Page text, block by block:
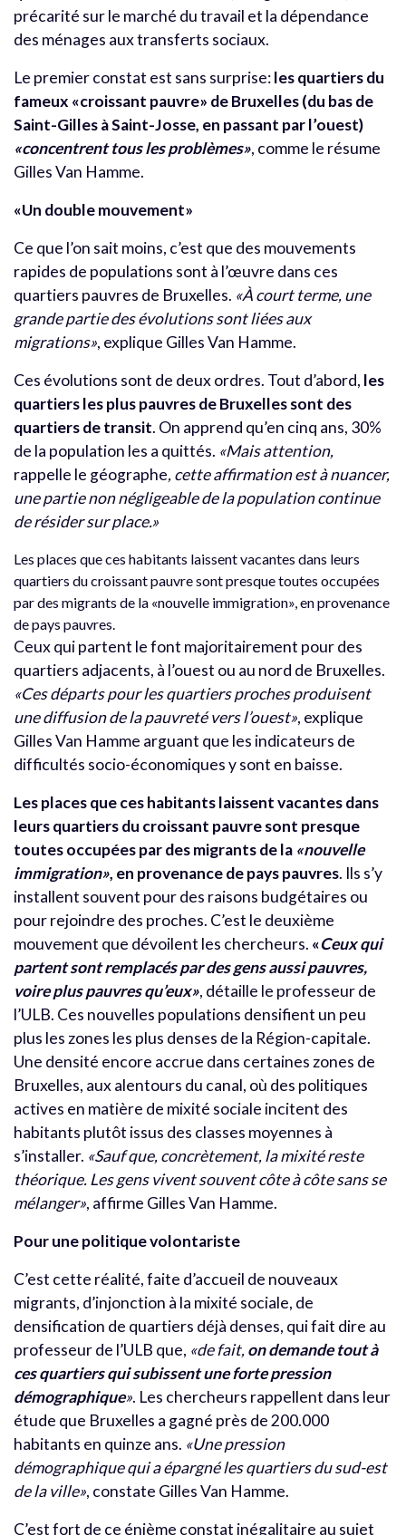
précarité sur le marché du travail et la dépendance
des ménages aux transferts sociaux.
Le premier constat est sans surprise:les quartiers du
fameux «croissant pauvre» de Bruxelles (du bas de
Saint-Gilles à Saint-Josse, en passant par l’ouest)
«concentrent tous les problèmes», comme le résume
Gilles Van Hamme.
«Un double mouvement»
Ce que l’on sait moins, c’est que des mouvements
rapides de populations sont à l’œuvre dans ces
quartiers pauvres de Bruxelles. «À court terme, une
grande partie des évolutions sont liées aux
migrations», explique Gilles Van Hamme.
Ces évolutions sont de deux ordres. Tout d’abord, les
quartiers les plus pauvres de Bruxelles sont des
quartiers de transit. On apprend qu’en cinq ans, 30%
de la population les a quittés. «Mais attention,
rappelle le géographe, cette affirmation est à nuancer,
une partie non négligeable de la population continue
de résider sur place.»
Les places que ces habitants laissent vacantes dans leurs
quartiers du croissant pauvre sont presque toutes occupées
par des migrants de la «nouvelle immigration», en provenance
de pays pauvres.
Ceux qui partent le font majoritairement pour des
quartiers adjacents, à l’ouest ou au nord de Bruxelles.
«Ces départs pour les quartiers proches produisent
une diffusion de la pauvreté vers l’ouest», explique
Gilles Van Hamme arguant que les indicateurs de
difficultés socio-économiques y sont en baisse.
Les places que ces habitants laissent vacantes dans
leurs quartiers du croissant pauvre sont presque
toutes occupées par des migrants de la «nouvelle
immigration», en provenance de pays pauvres. Ils s’y
installent souvent pour des raisons budgétaires ou
pour rejoindre des proches. C’est le deuxième
mouvement que dévoilent les chercheurs. «Ceux qui
partent sont remplacés par des gens aussi pauvres,
voire plus pauvres qu’eux», détaille le professeur de
l’ULB. Ces nouvelles populations densifient un peu
plus les zones les plus denses de la Région-capitale.
Une densité encore accrue dans certaines zones de
Bruxelles, aux alentours du canal, où des politiques
actives en matière de mixité sociale incitent des
habitants plutôt issus des classes moyennes à
s’installer. «Sauf que, concrètement, la mixité reste
théorique. Les gens vivent souvent côte à côte sans se
mélanger», affirme Gilles Van Hamme.
Pour une politique volontariste
C’est cette réalité, faite d’accueil de nouveaux
migrants, d’injonction à la mixité sociale, de
densification de quartiers déjà denses, qui fait dire au
professeur de l’ULB que, «de fait,on demande tout à
ces quartiers qui subissent une forte pression
démographique». Les chercheurs rappellent dans leur
étude que Bruxelles a gagné près de 200.000
habitants en quinze ans. «Une pression
démographique qui a épargné les quartiers du sud-est
de la ville», constate Gilles Van Hamme.
C’est fort de ce énième constat inégalitaire au sujet